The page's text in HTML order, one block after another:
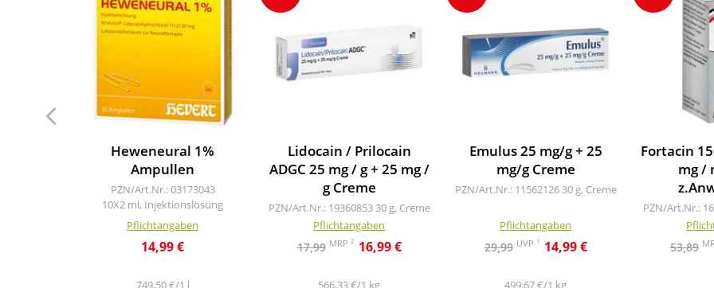
Heweneural 1%
Ampullen
PZN/Art.Nr.: 03173043
10X2 ml, Injektionslösung
Pflichtangaben
14,99 €
749,50 €/1 l
Lidocain / Prilocain
ADGC 25 mg / g + 25 mg /
g Creme
PZN/Art.Nr.: 19360853 30 g, Creme
Pflichtangaben
17,99 MRP 2 16,99 €
566,33 €/1 kg
Emulus 25 mg/g + 25
mg/g Creme
PZN/Art.Nr.: 11562126 30 g, Creme
Pflichtangaben
29,99 UVP 1 14,99 €
499,67 €/1 kg
Fortacin
mg /
PZN/Art.Nr.:
53,89